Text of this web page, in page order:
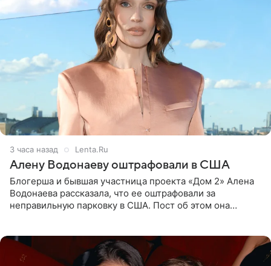
3 часа назад Lenta.Ru
Алену Водонаеву оштрафовали в США
Блогерша и бывшая участница проекта «Дом 2» Алена
Водонаева рассказала, что ее оштрафовали за
неправильную парковку в США. Пост об этом она